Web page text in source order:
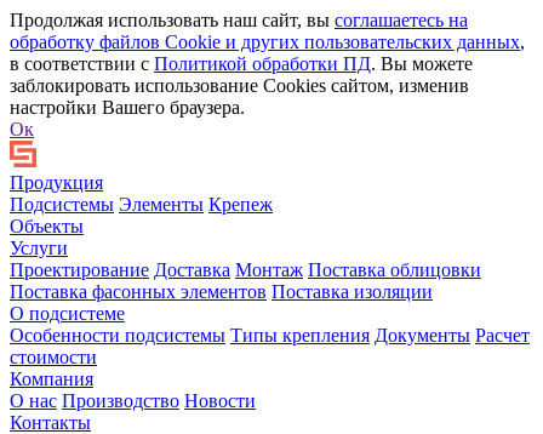
Продолжая использовать наш сайт, вы соглашаетесь на
обработку файлов Сookie и других пользовательских данных,
в соответствии с Политикой обработки ПД. Вы можете
заблокировать использование Cookies сайтом, изменив
настройки Вашего браузера.
Ок
Продукция
Подсистемы Элементы Крепеж
Объекты
Услуги
Проектирование Доставка Монтаж Поставка облицовки
Поставка фасонных элементов Поставка изоляции
О подсистеме
Особенности подсистемы Типы крепления Документы Расчет
стоимости
Компания
О нас Производство Новости
Контакты